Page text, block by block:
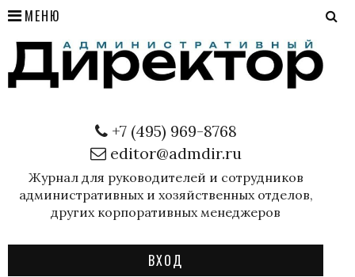
МЕНЮ
+7 (495) 969-8768
editor@admdir.ru
Журнал для руководителей и сотрудников
административных и хозяйственных отделов,
других корпоративных менеджеров
ВХОД